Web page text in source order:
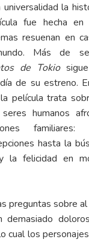
la
fue hecha en
resuenan en
Más de
de Tokio
de su estreno.
película trata
humanos
hasta la
la felicidad en
preguntas sobre al
cual los